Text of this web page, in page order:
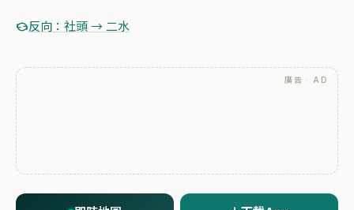
反向：社頭 → 二水
廣告 · AD